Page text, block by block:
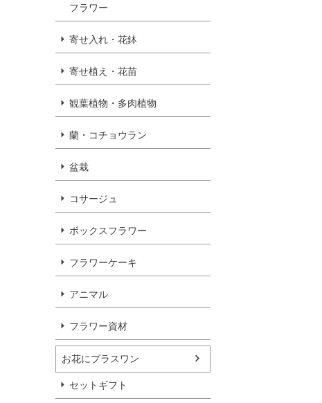
フラワー
寄せ入れ・花鉢
寄せ植え・花苗
観葉植物・多肉植物
蘭・コチョウラン
盆栽
コサージュ
ボックスフラワー
フラワーケーキ
アニマル
フラワー資材
お花にプラスワン
セットギフト